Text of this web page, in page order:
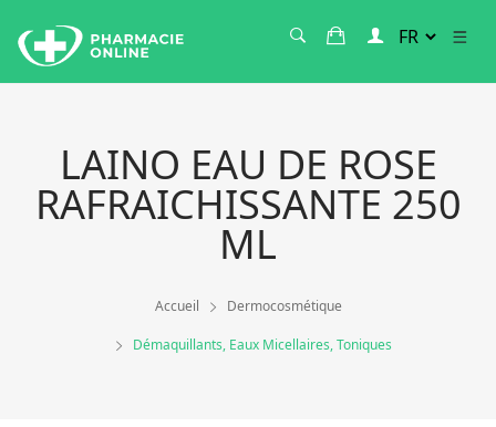
LAINO EAU DE ROSE
RAFRAICHISSANTE 250
ML
Accueil Dermocosmétique
Démaquillants, Eaux Micellaires, Toniques